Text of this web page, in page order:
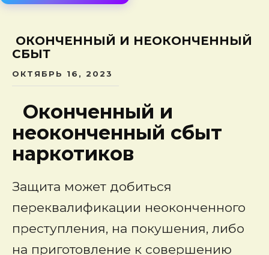
ОКОНЧЕННЫЙ И НЕОКОНЧЕННЫЙ
СБЫТ
ОКТЯБРЬ 16, 2023
Оконченный и
неоконченный сбыт
наркотиков
Защита может добиться
переквалификации неоконченного
преступления, на покушения, либо
на приготовление к совершению